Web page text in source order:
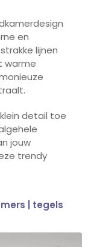
en
lijnen
warme
detail toe
jouw
trendy
| tegels